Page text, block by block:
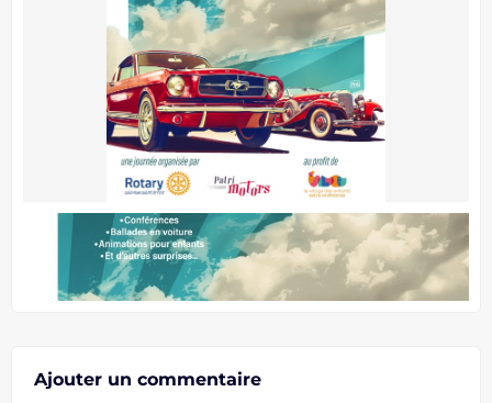
Ajouter un commentaire